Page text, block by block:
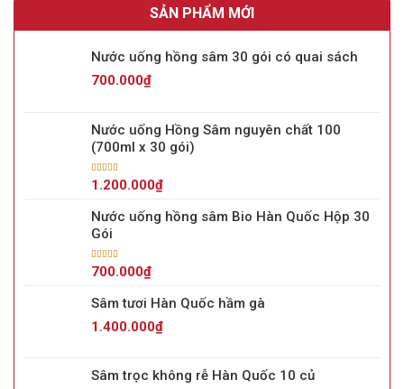
SẢN PHẨM MỚI
Nước uống hồng sâm 30 gói có quai sách
700.000₫
Nước uống Hồng Sâm nguyên chất 100
(700ml x 30 gói)
Được xếp
sao
1.200.000₫
Nước uống hồng sâm Bio Hàn Quốc Hộp 30
Gói
Được xếp
sao
700.000₫
Sâm tươi Hàn Quốc hầm gà
1.400.000₫
Sâm trọc không rễ Hàn Quốc 10 củ